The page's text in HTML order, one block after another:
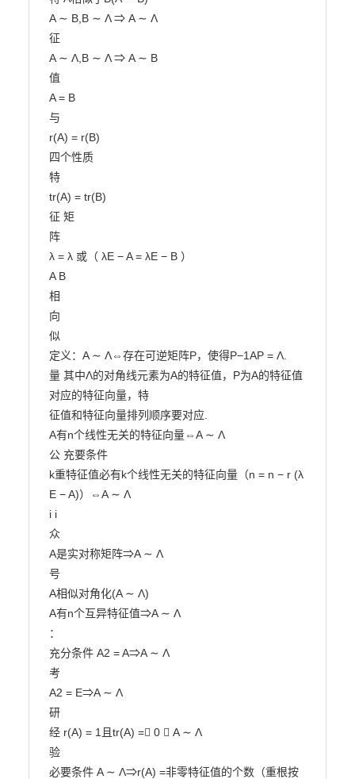
A ∼ B,B ∼ Λ ⇒ A ∼ Λ
征
A ∼ Λ,B ∼ Λ ⇒ A ∼ B
值
A = B
与
r(A) = r(B)
四个性质
特
tr(A) = tr(B)
征 矩
阵
λ = λ 或（ λE − A = λE − B ）
A B
相
向
似
定义：A ∼ Λ⇔存在可逆矩阵P，使得P−1AP = Λ.
量 其中Λ的对角线元素为A的特征值，P为A的特征值
对应的特征向量，特
征值和特征向量排列顺序要对应.
A有n个线性无关的特征向量⇔A ∼ Λ
公 充要条件
k重特征值必有k个线性无关的特征向量（n = n − r (λ
E − A)）⇔A ∼ Λ
i i
众
A是实对称矩阵⇒A ∼ Λ
号
A相似对角化(A ∼ Λ)
A有n个互异特征值⇒A ∼ Λ
：
充分条件 A2 = A⇒A ∼ Λ
考
A2 = E⇒A ∼ Λ
研
经 r(A) = 1且tr(A) = 0 ⇒ A ∼ Λ
验
必要条件 A ∼ Λ⇒r(A) =非零特征值的个数（重根按